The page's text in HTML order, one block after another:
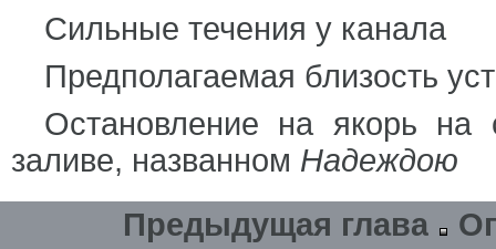
Сильные течения у канала
Предполагаемая близость
Остановление на якорь на
заливе, названном Надеждою
Предыдущая глава